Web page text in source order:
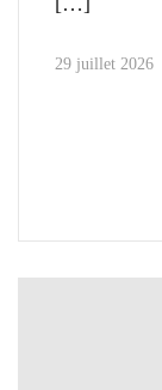
29 juillet 2026